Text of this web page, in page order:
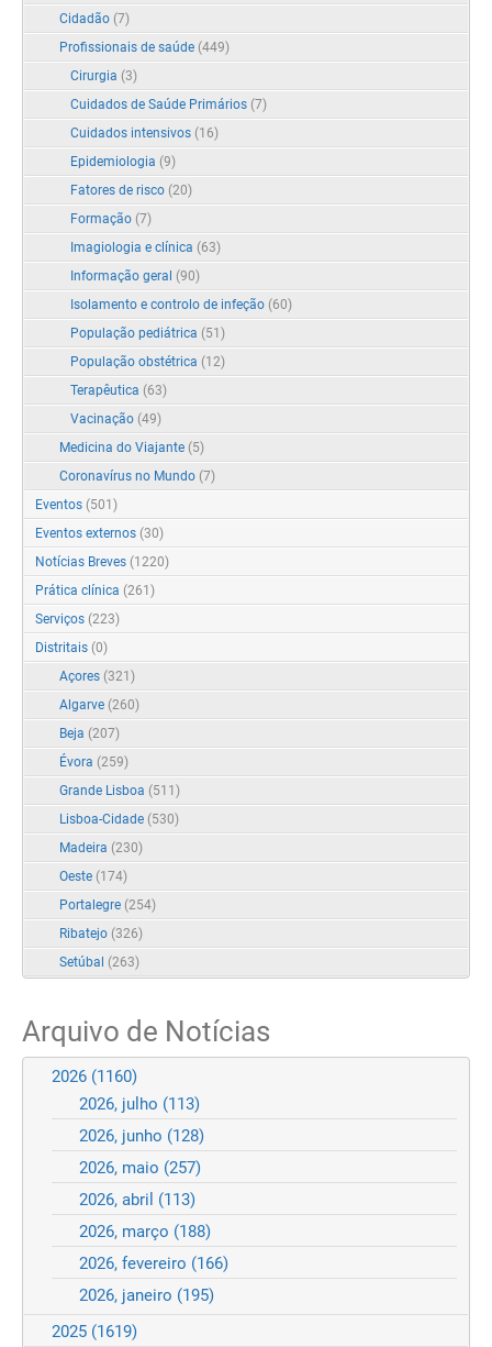
Cidadão (7)
Profissionais de saúde (449)
Cirurgia (3)
Cuidados de Saúde Primários (7)
Cuidados intensivos (16)
Epidemiologia (9)
Fatores de risco (20)
Formação (7)
Imagiologia e clínica (63)
Informação geral (90)
Isolamento e controlo de infeção (60)
População pediátrica (51)
População obstétrica (12)
Terapêutica (63)
Vacinação (49)
Medicina do Viajante (5)
Coronavírus no Mundo (7)
Eventos (501)
Eventos externos (30)
Notícias Breves (1220)
Prática clínica (261)
Serviços (223)
Distritais (0)
Açores (321)
Algarve (260)
Beja (207)
Évora (259)
Grande Lisboa (511)
Lisboa-Cidade (530)
Madeira (230)
Oeste (174)
Portalegre (254)
Ribatejo (326)
Setúbal (263)
Arquivo de Notícias
2026 (1160)
2026, julho (113)
2026, junho (128)
2026, maio (257)
2026, abril (113)
2026, março (188)
2026, fevereiro (166)
2026, janeiro (195)
2025 (1619)